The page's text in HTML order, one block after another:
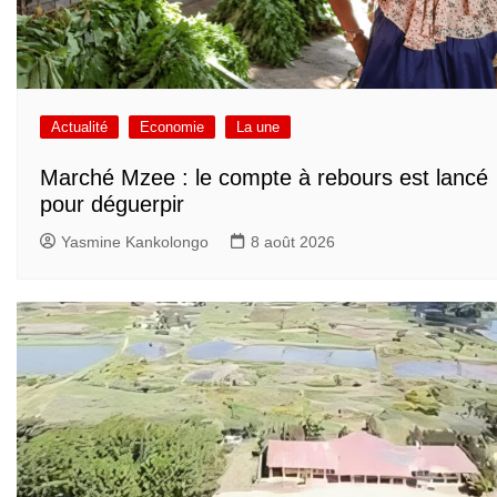
Actualité Economie La une
Marché Mzee : le compte à rebours est lancé
pour déguerpir
Yasmine Kankolongo 8 août 2026